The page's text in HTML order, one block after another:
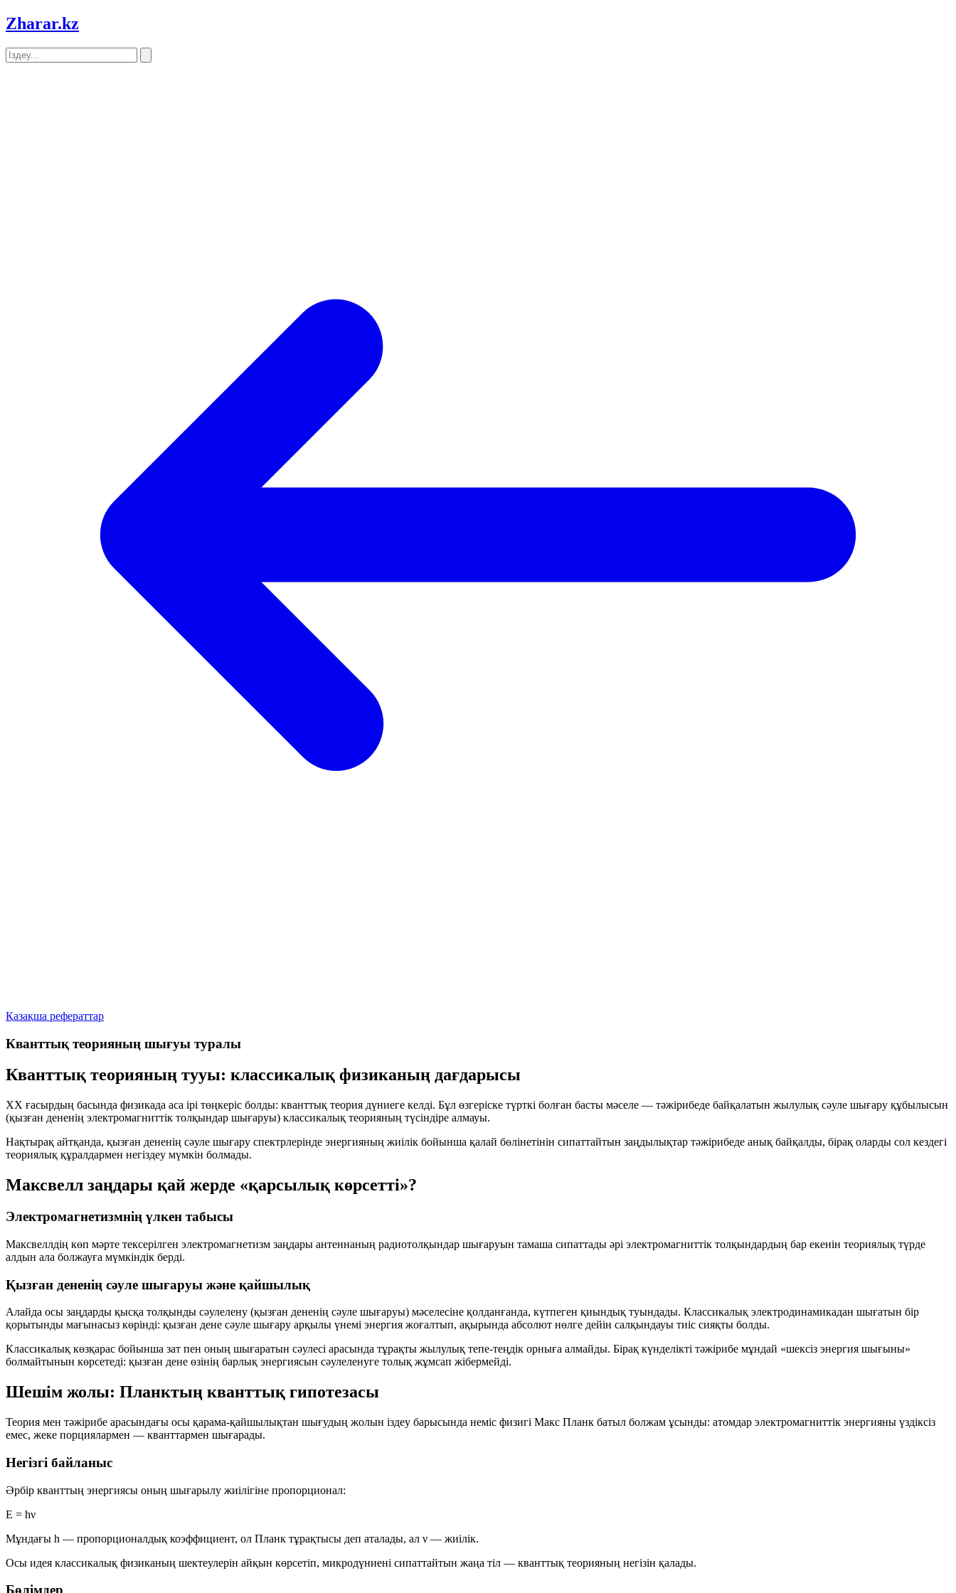
Zharar.kz
Қазақша рефераттар
Кванттық теорияның шығуы туралы
Кванттық теорияның тууы: классикалық физиканың дағдарысы
ХХ ғасырдың басында физикада аса ірі төңкеріс болды: кванттық теория дүниеге келді. Бұл өзгеріске түрткі болған басты мәселе — тәжірибеде байқалатын жылулық сәуле шығару құбылысын
(қызған дененің электромагниттік толқындар шығаруы) классикалық теорияның түсіндіре алмауы.
Нақтырақ айтқанда, қызған дененің сәуле шығару спектрлерінде энергияның жиілік бойынша қалай бөлінетінін сипаттайтын заңдылықтар тәжірибеде анық байқалды, бірақ оларды сол кездегі
теориялық құралдармен негіздеу мүмкін болмады.
Максвелл заңдары қай жерде «қарсылық көрсетті»?
Электромагнетизмнің үлкен табысы
Максвеллдің көп мәрте тексерілген электромагнетизм заңдары антеннаның радиотолқындар шығаруын тамаша сипаттады әрі электромагниттік толқындардың бар екенін теориялық түрде
алдын ала болжауға мүмкіндік берді.
Қызған дененің сәуле шығаруы және қайшылық
Алайда осы заңдарды қысқа толқынды сәулелену (қызған дененің сәуле шығаруы) мәселесіне қолданғанда, күтпеген қиындық туындады. Классикалық электродинамикадан шығатын бір
қорытынды мағынасыз көрінді: қызған дене сәуле шығару арқылы үнемі энергия жоғалтып, ақырында абсолют нөлге дейін салқындауы тиіс сияқты болды.
Классикалық көзқарас бойынша зат пен оның шығаратын сәулесі арасында тұрақты жылулық тепе-теңдік орныға алмайды. Бірақ күнделікті тәжірибе мұндай «шексіз энергия шығыны»
болмайтынын көрсетеді: қызған дене өзінің барлық энергиясын сәулеленуге толық жұмсап жібермейді.
Шешім жолы: Планктың кванттық гипотезасы
Теория мен тәжірибе арасындағы осы қарама-қайшылықтан шығудың жолын іздеу барысында неміс физигі Макс Планк батыл болжам ұсынды: атомдар электромагниттік энергияны үздіксіз
емес, жеке порциялармен — кванттармен шығарады.
Негізгі байланыс
Әрбір кванттың энергиясы оның шығарылу жиілігіне пропорционал:
E = hν
Мұндағы h — пропорционалдық коэффициент, ол Планк тұрақтысы деп аталады, ал ν — жиілік.
Осы идея классикалық физиканың шектеулерін айқын көрсетіп, микродүниені сипаттайтын жаңа тіл — кванттық теорияның негізін қалады.
Бөлімдер